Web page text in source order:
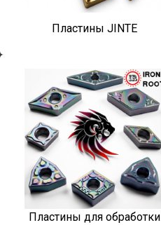
Пластины JINTE
Пластины для обработки